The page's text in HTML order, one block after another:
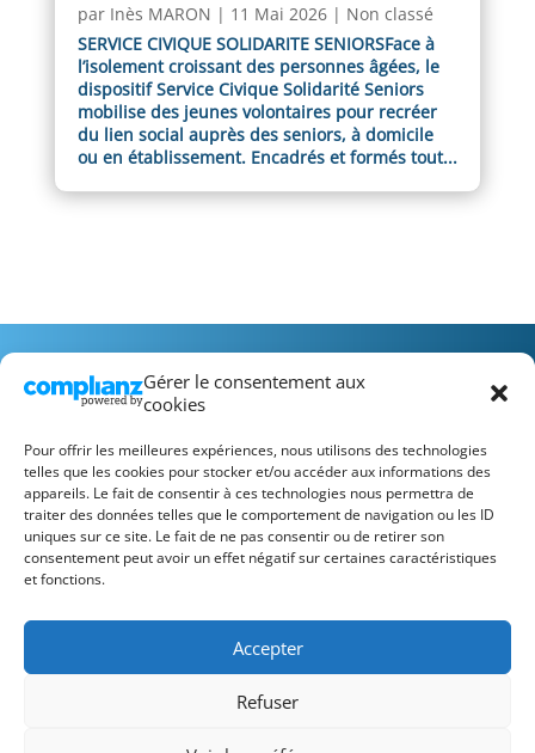
Gérer le consentement aux
cookies
Pour offrir les meilleures expériences, nous utilisons des technologies
telles que les cookies pour stocker et/ou accéder aux informations des
appareils. Le fait de consentir à ces technologies nous permettra de
traiter des données telles que le comportement de navigation ou les ID
uniques sur ce site. Le fait de ne pas consentir ou de retirer son
consentement peut avoir un effet négatif sur certaines caractéristiques
et fonctions.
Accepter
Refuser
par Inès MARON | 11 Mai 2026| Non classé
SERVICE CIVIQUE SOLIDARITE SENIORSFace à
l’isolement croissant des personnes âgées, le
dispositif Service Civique Solidarité Seniors
mobilise des jeunes volontaires pour recréer
du lien social auprès des seniors, à domicile
ou en établissement. Encadrés et formés tout...
Recrutement FAQ
Mentions Légales
Conditions Générales d’Utilisation